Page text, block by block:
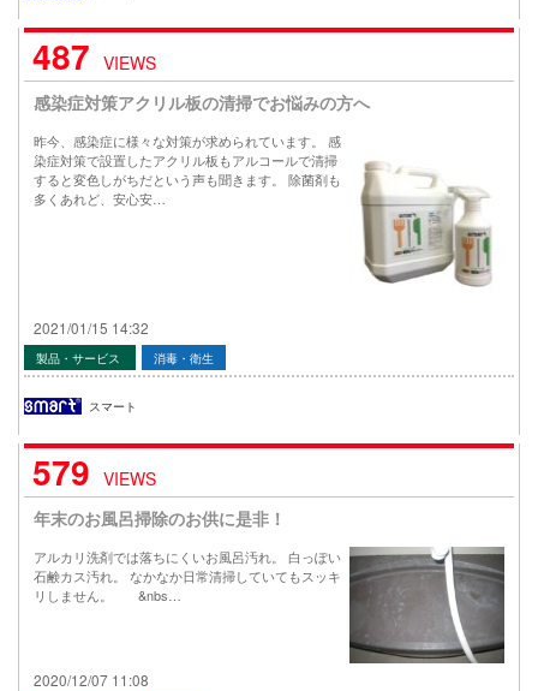
487 VIEWS
感染症対策アクリル板の清掃でお悩みの方へ
昨今、感染症に様々な対策が求められています。 感
染症対策で設置したアクリル板もアルコールで清掃
すると変色しがちだという声も聞きます。 除菌剤も
多くあれど、安心安…
2021/01/15 14:32
製品・サービス 消毒・衛生
スマート
579 VIEWS
年末のお風呂掃除のお供に是非！
アルカリ洗剤では落ちにくいお風呂汚れ。 白っぽい
石鹸カス汚れ。 なかなか日常清掃していてもスッキ
リしません。 &nbs…
2020/12/07 11:08